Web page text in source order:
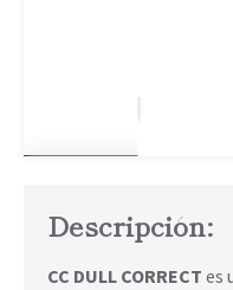
Descripción:
CC DULL CORRECT es